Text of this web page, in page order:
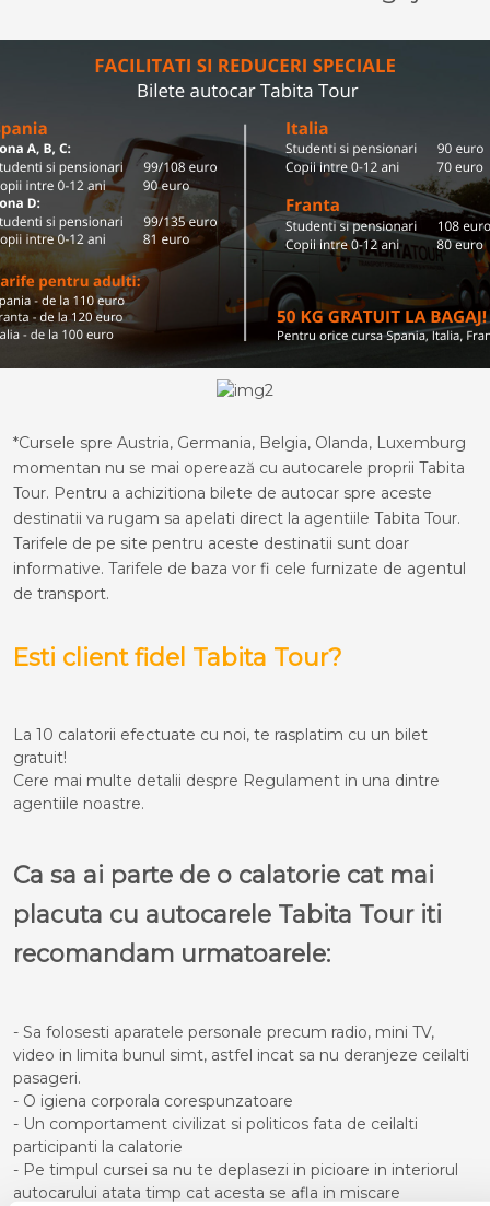
*Cursele spre Austria, Germania, Belgia, Olanda, Luxemburg
momentan nu se mai operează cu autocarele proprii Tabita
Tour. Pentru a achizitiona bilete de autocar spre aceste
destinatii va rugam sa apelati direct la agentiile Tabita Tour.
Tarifele de pe site pentru aceste destinatii sunt doar
informative. Tarifele de baza vor fi cele furnizate de agentul
de transport.
Esti client fidel Tabita Tour?
La 10 calatorii efectuate cu noi, te rasplatim cu un bilet
gratuit!
Cere mai multe detalii despre Regulament in una dintre
agentiile noastre.
Ca sa ai parte de o calatorie cat mai
placuta cu autocarele Tabita Tour iti
recomandam urmatoarele:
- Sa folosesti aparatele personale precum radio, mini TV,
video in limita bunul simt, astfel incat sa nu deranjeze ceilalti
pasageri.
- O igiena corporala corespunzatoare
- Un comportament civilizat si politicos fata de ceilalti
participanti la calatorie
- Pe timpul cursei sa nu te deplasezi in picioare in interiorul
autocarului atata timp cat acesta se afla in miscare